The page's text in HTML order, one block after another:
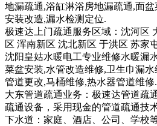
地漏疏通,浴缸淋浴房地漏疏通,面
安装改造,漏水检测定位.
极速达上门疏通服务区域：沈河区
区 浑南新区 沈北新区 于洪区 苏家
沈阳皇姑水暖电工专业维修水暖漏
菜盆安装,水管改造维修,卫生巾漏
管道更改,马桶维修,热水器管道维修.
大东管道疏通业务：极速达管道疏
疏通设备，采用现金的管道疏通技
下水道：家庭、酒店、公司、学校